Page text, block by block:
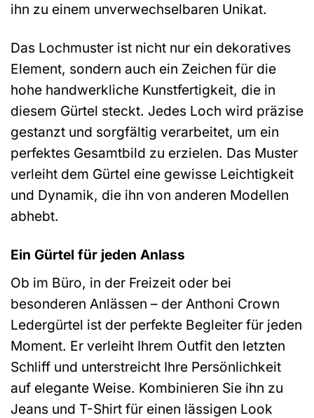
ihn zu einem unverwechselbaren Unikat.
Das Lochmuster ist nicht nur ein dekoratives
Element, sondern auch ein Zeichen für die
hohe handwerkliche Kunstfertigkeit, die in
diesem Gürtel steckt. Jedes Loch wird präzise
gestanzt und sorgfältig verarbeitet, um ein
perfektes Gesamtbild zu erzielen. Das Muster
verleiht dem Gürtel eine gewisse Leichtigkeit
und Dynamik, die ihn von anderen Modellen
abhebt.
Ein Gürtel für jeden Anlass
Ob im Büro, in der Freizeit oder bei
besonderen Anlässen – der Anthoni Crown
Ledergürtel ist der perfekte Begleiter für jeden
Moment. Er verleiht Ihrem Outfit den letzten
Schliff und unterstreicht Ihre Persönlichkeit
auf elegante Weise. Kombinieren Sie ihn zu
Jeans und T-Shirt für einen lässigen Look